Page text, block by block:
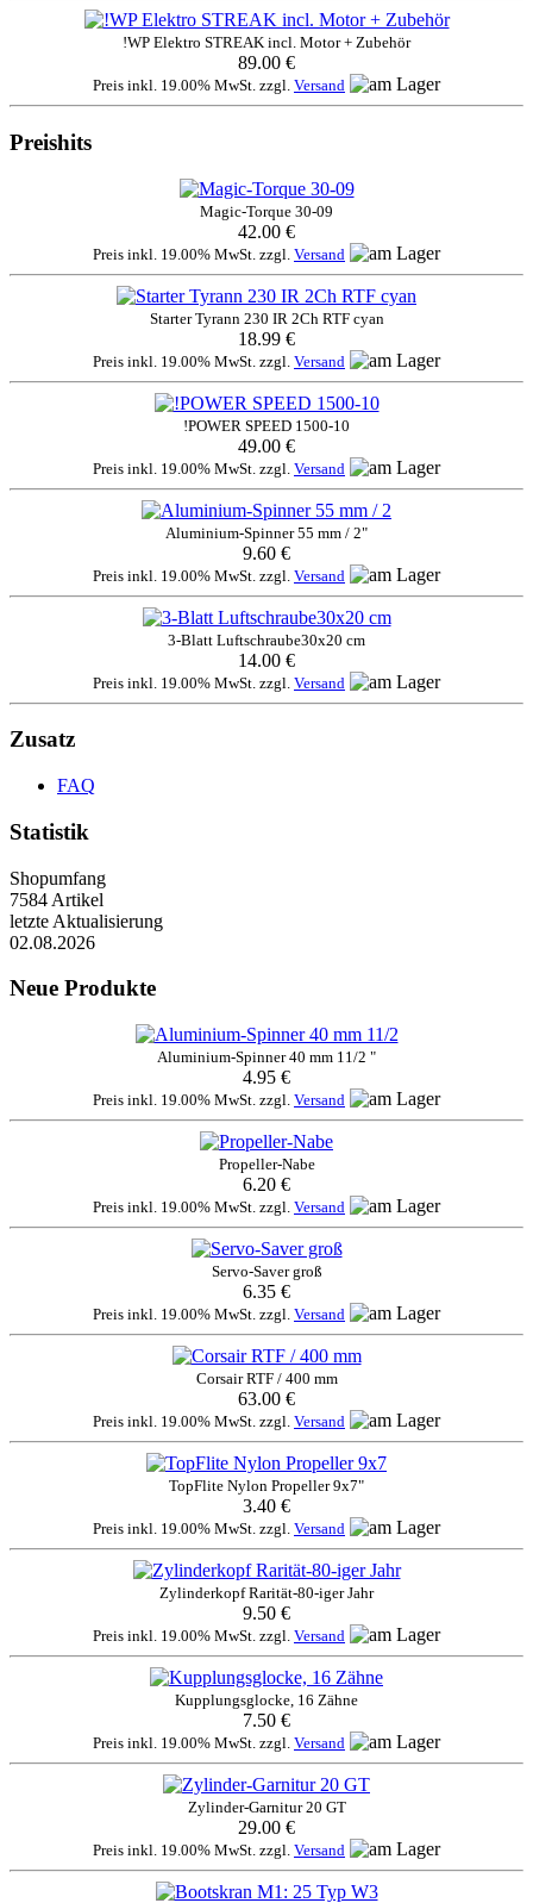
!WP Elektro STREAK incl. Motor + Zubehör
89.00 €
Preis inkl. 19.00% MwSt. zzgl. Versand
Preishits
Magic-Torque 30-09
42.00 €
Preis inkl. 19.00% MwSt. zzgl. Versand
Starter Tyrann 230 IR 2Ch RTF cyan
18.99 €
Preis inkl. 19.00% MwSt. zzgl. Versand
!POWER SPEED 1500-10
49.00 €
Preis inkl. 19.00% MwSt. zzgl. Versand
Aluminium-Spinner 55 mm / 2"
9.60 €
Preis inkl. 19.00% MwSt. zzgl. Versand
3-Blatt Luftschraube30x20 cm
14.00 €
Preis inkl. 19.00% MwSt. zzgl. Versand
Zusatz
FAQ
Statistik
Shopumfang
7584 Artikel
letzte Aktualisierung
02.08.2026
Neue Produkte
Aluminium-Spinner 40 mm 11/2 "
4.95 €
Preis inkl. 19.00% MwSt. zzgl. Versand
Propeller-Nabe
6.20 €
Preis inkl. 19.00% MwSt. zzgl. Versand
Servo-Saver groß
6.35 €
Preis inkl. 19.00% MwSt. zzgl. Versand
Corsair RTF / 400 mm
63.00 €
Preis inkl. 19.00% MwSt. zzgl. Versand
TopFlite Nylon Propeller 9x7"
3.40 €
Preis inkl. 19.00% MwSt. zzgl. Versand
Zylinderkopf Rarität-80-iger Jahr
9.50 €
Preis inkl. 19.00% MwSt. zzgl. Versand
Kupplungsglocke, 16 Zähne
7.50 €
Preis inkl. 19.00% MwSt. zzgl. Versand
Zylinder-Garnitur 20 GT
29.00 €
Preis inkl. 19.00% MwSt. zzgl. Versand